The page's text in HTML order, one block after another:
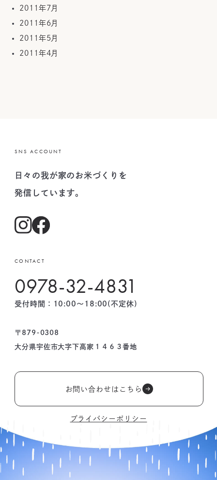
2011年7月
2011年6月
2011年5月
2011年4月
SNS ACCOUNT
日々の我が家のお米づくりを
発信しています。
CONTACT
0978-32-4831
受付時間：10:00〜18:00(不定休)
〒879-0308
大分県宇佐市大字下高家１４６３番地
お問い合わせはこちら
プライバシーポリシー